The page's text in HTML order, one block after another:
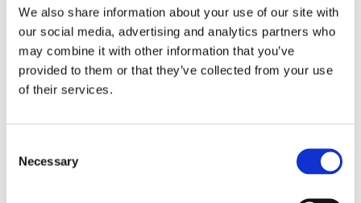
We also share information about your use of our site with
our social media, advertising and analytics partners who
may combine it with other information that you’ve
provided to them or that they’ve collected from your use
of their services.
Selection
Necessary
Remarque !Il existe différents types de systèmes de
paiement. Les appareils de Bravilor Bonamat ne
fonctionnement pas avec tous les systèmes de paiement.
Vous devez d’abord vérifier ces prérequis.